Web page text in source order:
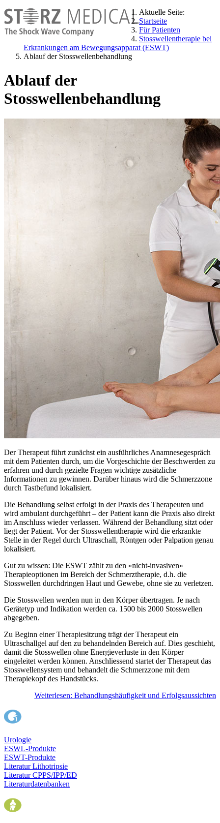
Aktuelle Seite:
Startseite
Für Patienten
Stosswellentherapie bei
Erkrankungen am Bewegungsapparat (ESWT)
Ablauf der Stosswellenbehandlung
Ablauf der
Stosswellenbehandlung
Der Therapeut führt zunächst ein ausführliches Anamnesegespräch
mit dem Patienten durch, um die Vorgeschichte der Beschwerden zu
erfahren und durch gezielte Fragen wichtige zusätzliche
Informationen zu gewinnen. Darüber hinaus wird die Schmerzzone
durch Tastbefund lokalisiert.
Die Behandlung selbst erfolgt in der Praxis des Therapeuten und
wird ambulant durchgeführt – der Patient kann die Praxis also direkt
im Anschluss wieder verlassen. Während der Behandlung sitzt oder
liegt der Patient. Vor der Stosswellentherapie wird die erkrankte
Stelle in der Regel durch Ultraschall, Röntgen oder Palpation genau
lokalisiert.
Gut zu wissen: Die ESWT zählt zu den »nicht-invasiven«
Therapieoptionen im Bereich der Schmerztherapie, d.h. die
Stosswellen durchdringen Haut und Gewebe, ohne sie zu verletzen.
Die Stosswellen werden nun in den Körper übertragen. Je nach
Gerätetyp und Indikation werden ca. 1500 bis 2000 Stosswellen
abgegeben.
Zu Beginn einer Therapiesitzung trägt der Therapeut ein
Ultraschallgel auf den zu behandelnden Bereich auf. Dies geschieht,
damit die Stosswellen ohne Energieverluste in den Körper
eingeleitet werden können. Anschliessend startet der Therapeut das
Stosswellensystem und behandelt die Schmerzzone mit dem
Therapiekopf des Handstücks.
Weiterlesen: Behandlungshäufigkeit und Erfolgsaussichten
Urologie
ESWL-Produkte
ESWT-Produkte
Literatur Lithotripsie
Literatur CPPS/IPP/ED
Literaturdatenbanken